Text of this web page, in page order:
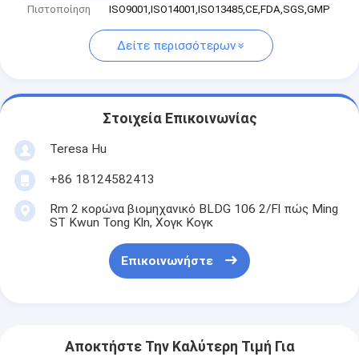
Πιστοποίηση
ISO9001,ISO14001,ISO13485,CE,FDA,SGS,GMP
Δείτε περισσότερων
Στοιχεία Επικοινωνίας
Teresa Hu
+86 18124582413
Rm 2 κορώνα βιομηχανικό BLDG 106 2/Fl πώς Ming
ST Kwun Tong Kln, Χογκ Κογκ
Επικοινωνήστε
Αποκτήστε Την Καλύτερη Τιμή Για